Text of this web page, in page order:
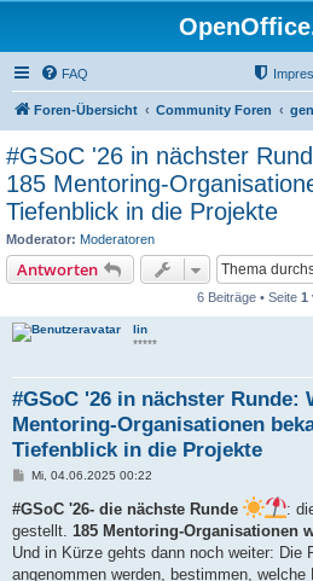
FAQ
Foren-Übersicht Community Foren
#GSoC '26 in nächster
185 Mentoring-
Tiefenblick in die Projekte
Moderator: Moderatoren
Antworten
6 Beiträge • Seite 1
lin
*****
#GSoC '26 in nächster Runde:
Mentoring-Organisationen
Tiefenblick in die Projekte
B
i
t
r
g
Mi, 04.06.2025 00:22
#GSoC '26- die nächste Runde ️
:
gestellt. 185 Mentoring-Organisationen
Und in Kürze gehts dann noch weiter: Die
angenommen werden, bestimmen, welche